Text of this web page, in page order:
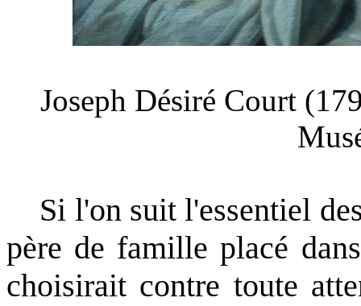
Joseph Désiré Court
Si l'on suit l'essentiel
père de famille placé
choisirait contre toute